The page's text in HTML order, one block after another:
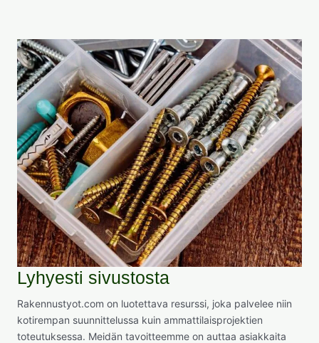
Lyhyesti sivustosta
Rakennustyot.com on luotettava resurssi, joka palvelee niin
kotirempan suunnittelussa kuin ammattilaisprojektien
toteutuksessa. Meidän tavoitteemme on auttaa asiakkaita